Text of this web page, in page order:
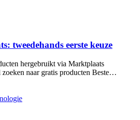
tweedehands eerste keuze
hergebruikt via Marktplaats
naar gratis producten Beste…